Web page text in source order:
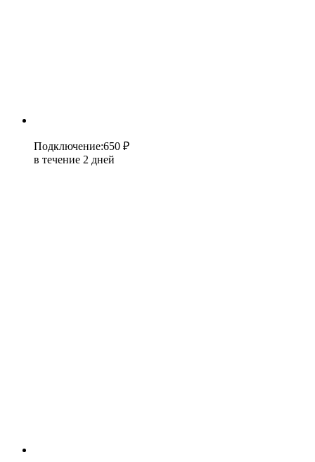
Подключение:650 ₽
в течение 2 дней